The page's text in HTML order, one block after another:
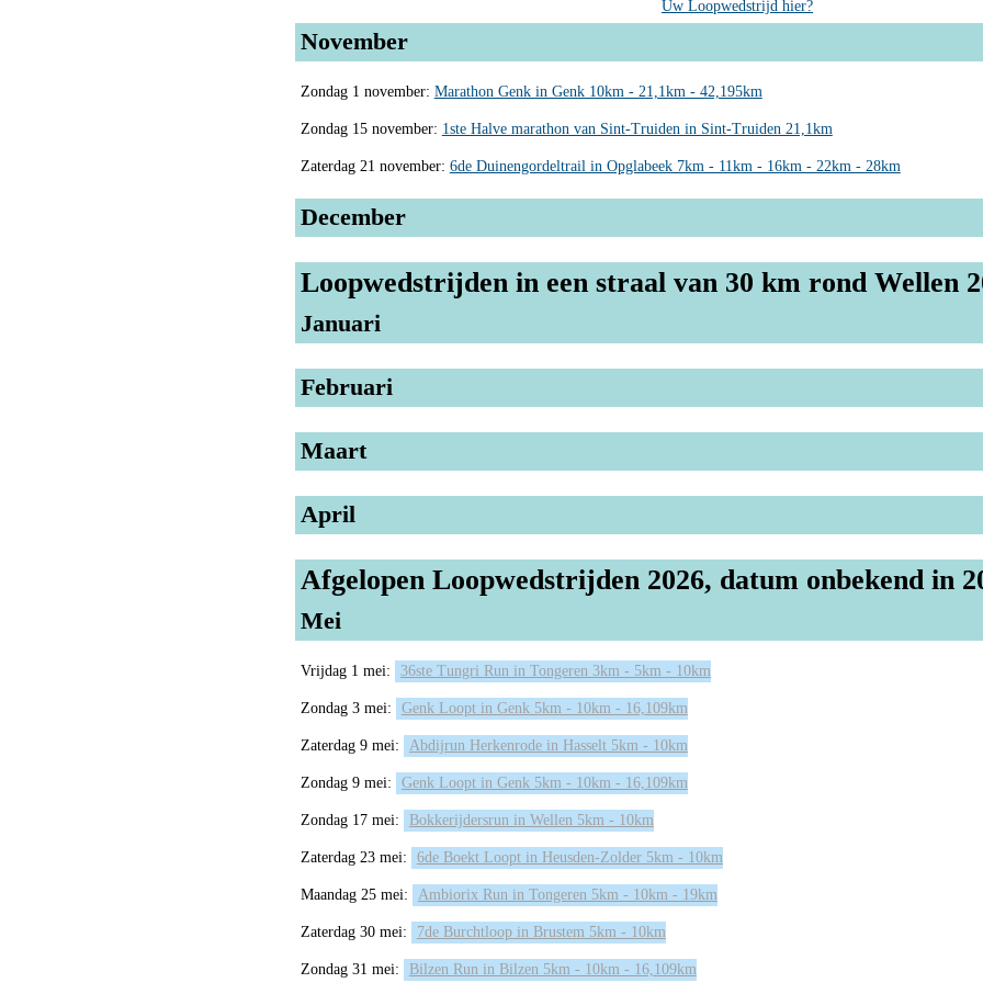
Uw Loopwedstrijd hier?
November
Zondag 1 november: Marathon Genk in Genk 10km - 21,1km - 42,195km
Zondag 15 november: 1ste Halve marathon van Sint-Truiden in Sint-Truiden 21,1km
Zaterdag 21 november: 6de Duinengordeltrail in Opglabeek 7km - 11km - 16km - 22km - 28km
December
Loopwedstrijden in een straal van 30 km rond Wellen
Januari
Februari
Maart
April
Afgelopen Loopwedstrijden 2026, datum onbekend in
Mei
Vrijdag 1 mei: 36ste Tungri Run in Tongeren 3km - 5km - 10km
Zondag 3 mei: Genk Loopt in Genk 5km - 10km - 16,109km
Zaterdag 9 mei: Abdijrun Herkenrode in Hasselt 5km - 10km
Zondag 9 mei: Genk Loopt in Genk 5km - 10km - 16,109km
Zondag 17 mei: Bokkerijdersrun in Wellen 5km - 10km
Zaterdag 23 mei: 6de Boekt Loopt in Heusden-Zolder 5km - 10km
Maandag 25 mei: Ambiorix Run in Tongeren 5km - 10km - 19km
Zaterdag 30 mei: 7de Burchtloop in Brustem 5km - 10km
Zondag 31 mei: Bilzen Run in Bilzen 5km - 10km - 16,109km